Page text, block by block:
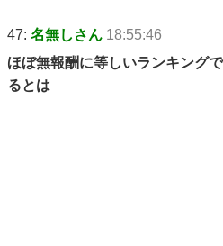
47: 名無しさん 18:55:46
ほぼ無報酬に等しいランキング
るとは